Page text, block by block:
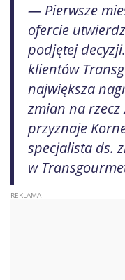
— Pierwsze
ofercie
podjętej
klientów
największa
zmian na
przyznaje
specjalista ds.
w